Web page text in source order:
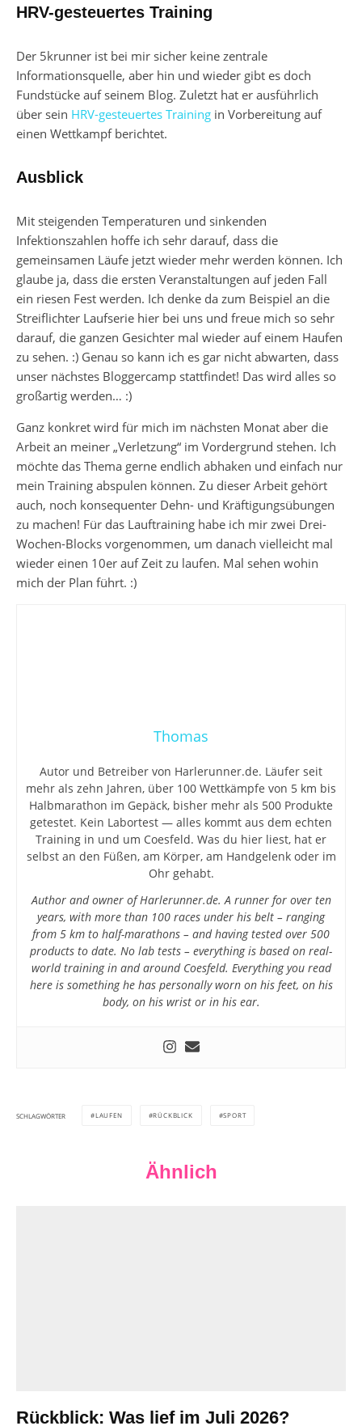
HRV-gesteuertes Training
Der 5krunner ist bei mir sicher keine zentrale
Informationsquelle, aber hin und wieder gibt es doch
Fundstücke auf seinem Blog. Zuletzt hat er ausführlich
über sein HRV-gesteuertes Training in Vorbereitung auf
einen Wettkampf berichtet.
Ausblick
Mit steigenden Temperaturen und sinkenden
Infektionszahlen hoffe ich sehr darauf, dass die
gemeinsamen Läufe jetzt wieder mehr werden können. Ich
glaube ja, dass die ersten Veranstaltungen auf jeden Fall
ein riesen Fest werden. Ich denke da zum Beispiel an die
Streiflichter Laufserie hier bei uns und freue mich so sehr
darauf, die ganzen Gesichter mal wieder auf einem Haufen
zu sehen. :) Genau so kann ich es gar nicht abwarten, dass
unser nächstes Bloggercamp stattfindet! Das wird alles so
großartig werden… :)
Ganz konkret wird für mich im nächsten Monat aber die
Arbeit an meiner „Verletzung“ im Vordergrund stehen. Ich
möchte das Thema gerne endlich abhaken und einfach nur
mein Training abspulen können. Zu dieser Arbeit gehört
auch, noch konsequenter Dehn- und Kräftigungsübungen
zu machen! Für das Lauftraining habe ich mir zwei Drei-
Wochen-Blocks vorgenommen, um danach vielleicht mal
wieder einen 10er auf Zeit zu laufen. Mal sehen wohin
mich der Plan führt. :)
Thomas
Autor und Betreiber von Harlerunner.de. Läufer seit
mehr als zehn Jahren, über 100 Wettkämpfe von 5 km bis
Halbmarathon im Gepäck, bisher mehr als 500 Produkte
getestet. Kein Labortest — alles kommt aus dem echten
Training in und um Coesfeld. Was du hier liest, hat er
selbst an den Füßen, am Körper, am Handgelenk oder im
Ohr gehabt.
Author and owner of Harlerunner.de. A runner for over ten
years, with more than 100 races under his belt – ranging
from 5 km to half-marathons – and having tested over 500
products to date. No lab tests – everything is based on real-
world training in and around Coesfeld. Everything you read
here is something he has personally worn on his feet, on his
body, on his wrist or in his ear.
SCHLAGWÖRTER LAUFEN RÜCKBLICK SPORT
Ähnlich
Rückblick: Was lief im Juli 2026?